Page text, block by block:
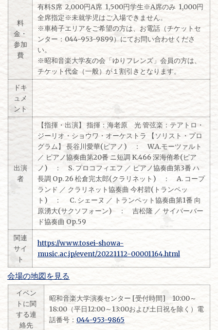
料
金・
参加
費
有料S席 2,000円A席 1,500円学生※A席のみ 1,000円
全席指定※未就学児はご入場できません。
※車椅子エリアをご希望の方は、お電話（チケットセ
ンター：044-953-9899）にてお問い合わせくださ
い。
※昭和音楽大学友の会「ゆりフレンズ」会員の方は、
チケット代金（一般）が１割引きとなります。
ドキ
ュメ
ント
出演
者
【指揮・出演】 指揮：海老原 光 管弦楽：テアトロ・
ジーリオ・ショウワ・オーケストラ 【ソリスト・プロ
グラム】 長谷川愛華(ピアノ) ： W.A.モーツァルト
／ ピアノ協奏曲第20番 ニ短調 K.466 深海侑希(ピア
ノ) ： S. プロコフィエフ ／ ピアノ協奏曲第3番 ハ
長調 Op. 26 松倉完太郎(クラリネット) ： A. コープ
ランド ／ クラリネット協奏曲 今村碧(トランペッ
ト) ： C. シェーヌ ／ トランペット協奏曲第1番 向
原湧大(サクソフォーン) ： 吉松隆 ／ サイバーバー
ド協奏曲 Op.59
関連
サイ
ト
https://www.tosei-showa-
music.ac.jp/event/20221112-00001164.html
会場の地図を見る
イベン
トに関
する連
絡先
昭和音楽大学演奏センター [受付時間] 10:00～
18:00（平日12:00～13:00および土日祝を除く）電
話番号： 044-953-9865